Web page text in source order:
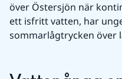
över Östersjön när
ett isfritt vatten, har
sommarlågtrycken över